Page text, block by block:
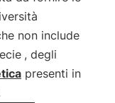
non include
, degli
presenti in